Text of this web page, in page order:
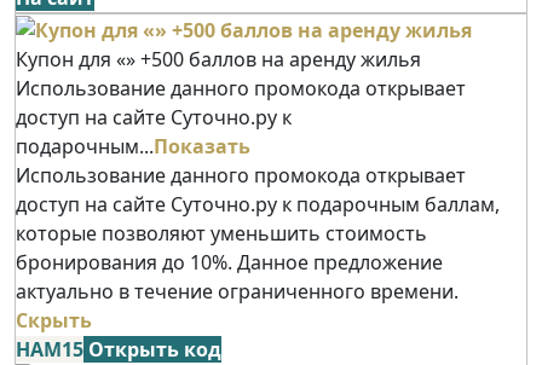
Купон для «» +500 баллов на аренду жилья
Использование данного промокода открывает
доступ на сайте Суточно.ру к
подарочным...Показать
Использование данного промокода открывает
доступ на сайте Суточно.ру к подарочным баллам,
которые позволяют уменьшить стоимость
бронирования до 10%. Данное предложение
актуально в течение ограниченного времени.
Скрыть
НАМ15 Открыть код